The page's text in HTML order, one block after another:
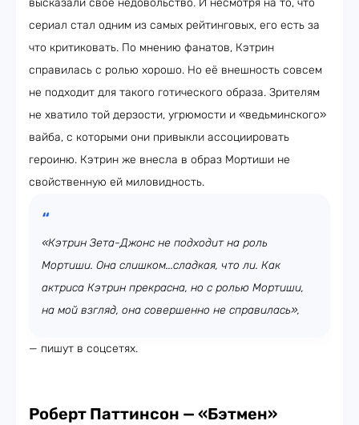
высказали своё недовольство. И несмотря на то, что
сериал стал одним из самых рейтинговых, его есть за
что критиковать. По мнению фанатов, Кэтрин
справилась с ролью хорошо. Но её внешность совсем
не подходит для такого готического образа. Зрителям
не хватило той дерзости, угрюмости и «ведьминского»
вайба, с которыми они привыкли ассоциировать
героиню. Кэтрин же внесла в образ Мортиши не
свойственную ей миловидность.
«Кэтрин Зета-Джонс не подходит на роль
Мортиши. Она слишком...сладкая, что ли. Как
актриса Кэтрин прекрасна, но с ролью Мортиши,
на мой взгляд, она совершенно не справилась»,
— пишут в соцсетях.
Роберт Паттинсон — «Бэтмен»